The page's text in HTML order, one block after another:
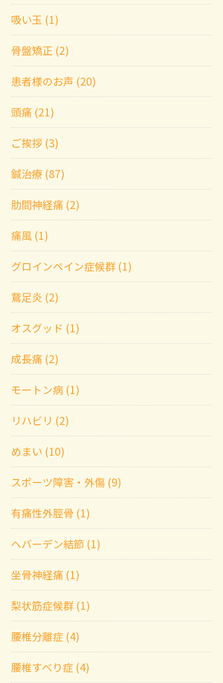
吸い玉 (1)
骨盤矯正 (2)
患者様のお声 (20)
頭痛 (21)
ご挨拶 (3)
鍼治療 (87)
肋間神経痛 (2)
痛風 (1)
グロインペイン症候群 (1)
鵞足炎 (2)
オスグッド (1)
成長痛 (2)
モートン病 (1)
リハビリ (2)
めまい (10)
スポーツ障害・外傷 (9)
有痛性外脛骨 (1)
へバーデン結節 (1)
坐骨神経痛 (1)
梨状筋症候群 (1)
腰椎分離症 (4)
腰椎すべり症 (4)